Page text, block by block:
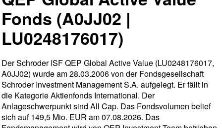
Fonds (A0JJ02 |
LU0248176017)
Der Schroder ISF QEP Global Active Value (LU0248176017,
A0JJ02) wurde am 28.03.2006 von der Fondsgesellschaft
Schroder Investment Management S.A. aufgelegt. Er fällt in
die Kategorie Aktienfonds International. Der
Anlageschwerpunkt sind All Cap. Das Fondsvolumen belief
sich auf 149,5 Mio. EUR am 07.08.2026. Das